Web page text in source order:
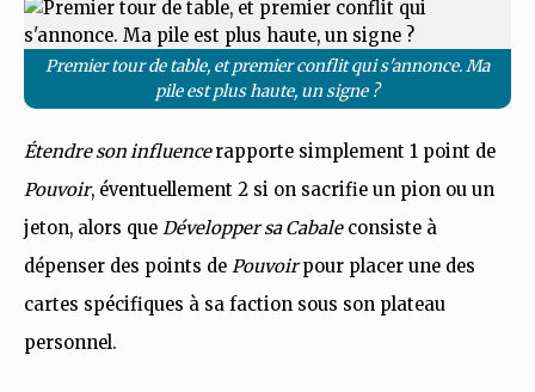
Premier tour de table, et premier conflit qui s'annonce. Ma
pile est plus haute, un signe ?
Étendre son influencerapporte simplement 1 point de
Pouvoir, éventuellement 2 si on sacrifie un pion ou un
jeton, alors que Développer sa Cabaleconsiste à
dépenser des points de Pouvoirpour placer une des
cartes spécifiques à sa faction sous son plateau
personnel.